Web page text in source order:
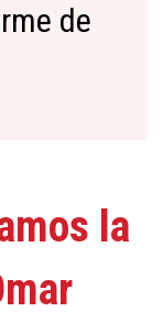
de
la